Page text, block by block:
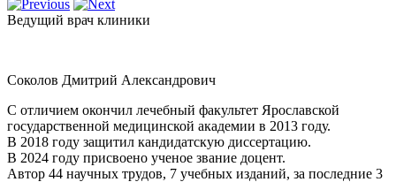
Ведущий врач клиники
Соколов Дмитрий Александрович
С отличием окончил лечебный факультет Ярославской
государственной медицинской академии в 2013 году.
В 2018 году защитил кандидатскую диссертацию.
В 2024 году присвоено ученое звание доцент.
Автор 44 научных трудов, 7 учебных изданий, за последние 3